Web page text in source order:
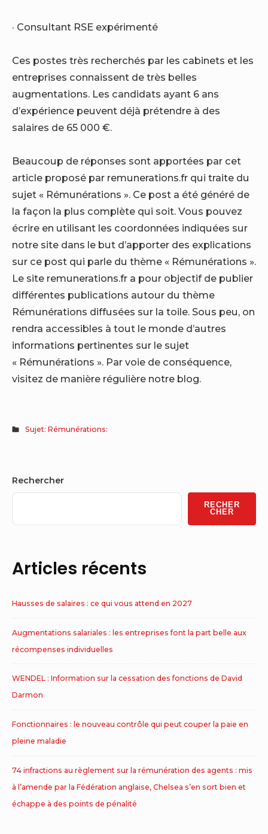
· Consultant RSE expérimenté
Ces postes très recherchés par les cabinets et les
entreprises connaissent de très belles
augmentations. Les candidats ayant 6 ans
d’expérience peuvent déjà prétendre à des
salaires de 65 000 €.
Beaucoup de réponses sont apportées par cet
article proposé par remunerations.fr qui traite du
sujet « Rémunérations ». Ce post a été généré de
la façon la plus complète qui soit. Vous pouvez
écrire en utilisant les coordonnées indiquées sur
notre site dans le but d’apporter des explications
sur ce post qui parle du thème « Rémunérations ».
Le site remunerations.fr a pour objectif de publier
différentes publications autour du thème
Rémunérations diffusées sur la toile. Sous peu, on
rendra accessibles à tout le monde d’autres
informations pertinentes sur le sujet
« Rémunérations ». Par voie de conséquence,
visitez de manière régulière notre blog.
Sujet: Rémunérations:
Sidebar
Widget
Area
Rechercher
RECHER
CHER
Articles récents
Hausses de salaires : ce qui vous attend en 2027
Augmentations salariales : les entreprises font la part belle aux
récompenses individuelles
WENDEL : Information sur la cessation des fonctions de David
Darmon
Fonctionnaires : le nouveau contrôle qui peut couper la paie en
pleine maladie
74 infractions au règlement sur la rémunération des agents : mis
à l’amende par la Fédération anglaise, Chelsea s’en sort bien et
échappe à des points de pénalité